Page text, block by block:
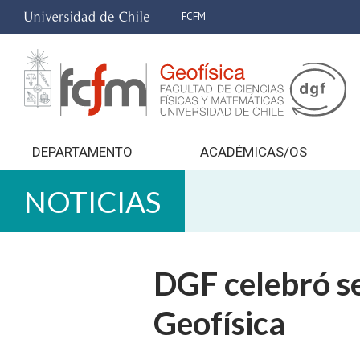
FCFM
DEPARTAMENTO ACADÉMICAS/OS
NOTICIAS
DGF celebró
Geofísica